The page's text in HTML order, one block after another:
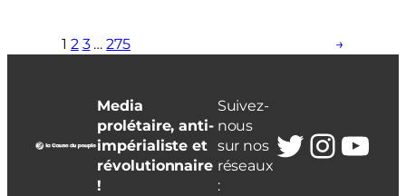
1 2 3 … 275 →
Media
prolétaire, anti-
impérialiste et
révolutionnaire
!
Suivez-
nous
sur nos
réseaux
:
Twitter